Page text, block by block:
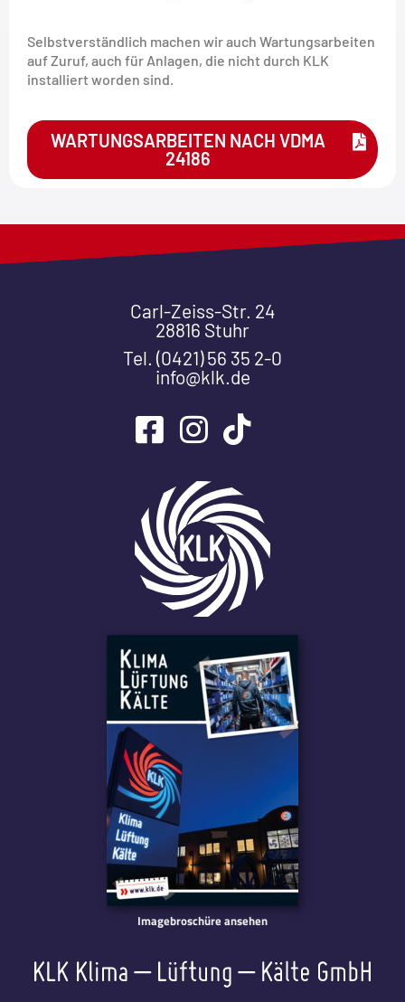
Selbstverständlich machen wir auch Wartungsarbeiten
auf Zuruf, auch für Anlagen, die nicht durch KLK
installiert worden sind.
WARTUNGSARBEITEN NACH VDMA
24186
Carl-Zeiss-Str. 24
28816 Stuhr
Tel. (0421) 56 35 2-0
info@klk.de
Imagebroschüre ansehen